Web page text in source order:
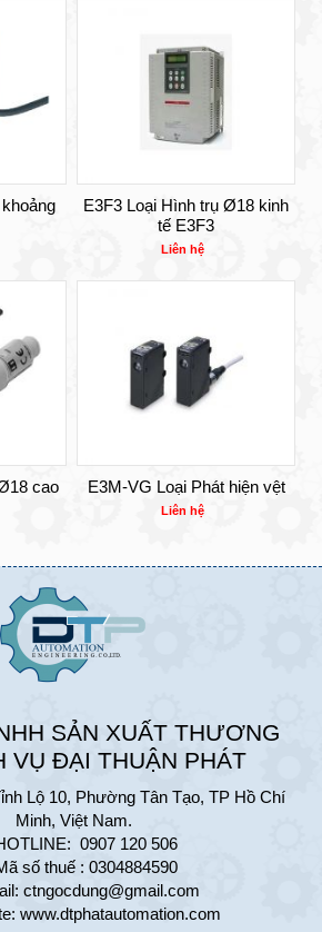
E3F3 Loại Hình trụ Ø18 kinh
tế E3F3
Liên hệ
cao
E3M-VG Loại Phát hiện vệt
Liên hệ
SẢN XUẤT THƯƠNG
VỤ ĐẠI THUẬN PHÁT
Lộ 10, Phường Tân Tạo, TP Hồ Chí
Minh, Việt Nam.
0907 120 506
số thuế : 0304884590
ctngocdung@gmail.com
www.dtphatautomation.com